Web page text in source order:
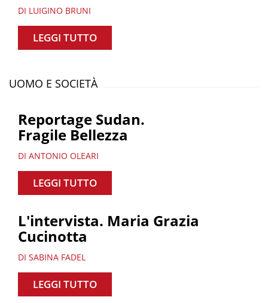
DI LUIGINO BRUNI
LEGGI TUTTO
UOMO E SOCIETÀ
Reportage Sudan.
Fragile Bellezza
DI ANTONIO OLEARI
LEGGI TUTTO
L'intervista. Maria Grazia
Cucinotta
DI SABINA FADEL
LEGGI TUTTO